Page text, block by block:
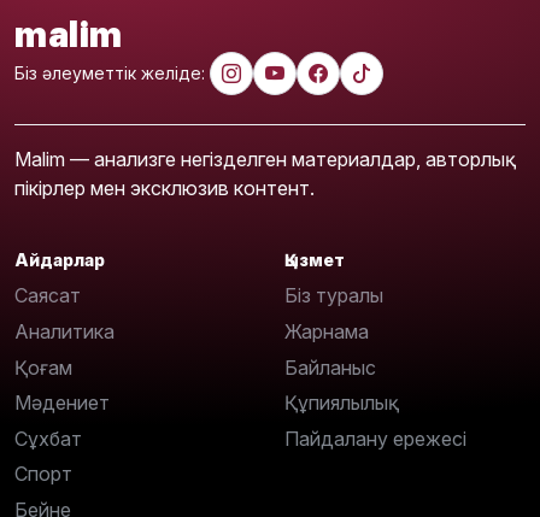
malim
Біз әлеуметтік желіде:
Malim — анализге негізделген материалдар, авторлық
пікірлер мен эксклюзив контент.
Айдарлар
Саясат
Аналитика
Қоғам
Мәдениет
Сұхбат
Спорт
Бейне
Қызмет
Біз туралы
Жарнама
Байланыс
Құпиялылық
Пайдалану ережесі